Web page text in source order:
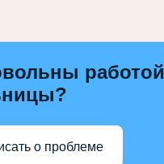
работой
о проблеме